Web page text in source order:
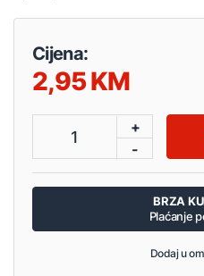
Cijena:
2,95
1
+
-
BRZA
Plaćanje
Dodaj u